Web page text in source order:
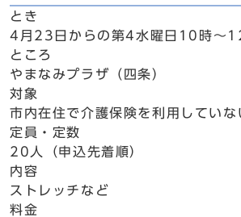
とき
4月23日からの第4水曜日10時～
ところ
やまなみプラザ（四条）
対象
市内在住で介護保険を利用してい
定員・定数
20人（申込先着順）
内容
ストレッチなど
料金